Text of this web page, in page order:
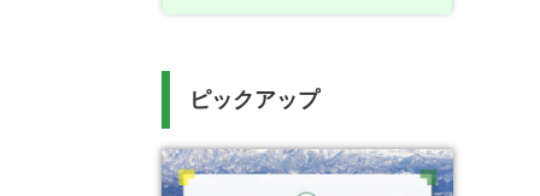
ピックアップ